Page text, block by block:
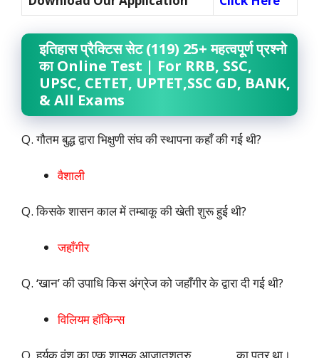
इतिहास प्रैक्टिस सेट (119) 25+ महत्वपूर्ण प्रश्नो
का Online Test | For RRB, SSC,
UPSC, CETET, UPTET,SSC GD, BANK,
& All Exams
Q. गौतम बुद्ध द्वारा भिक्षुणी संघ की स्थापना कहाँ की गई थी?
वैशाली
Q. किसके शासन काल में तम्बाकू की खेती शुरू हुई थी?
जहाँगीर
Q. ‘खान’ की उपाधि किस अंग्रेज को जहाँगीर के द्वारा दी गई थी?
विलियम हॉकिन्स